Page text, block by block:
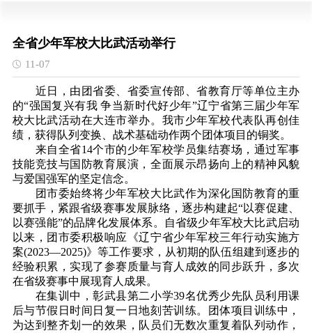
全省少年军校大比武活动举行
11-07
近日，由团省委、省委宣传部、省教育厅等单位主办
的“强国复兴有我 争当新时代好少年”辽宁省第三届少年军
校大比武活动在大连市举办。我市少年军校代表队再创佳
绩，获得队列变换、战术基础动作两个团体项目的铜奖。
来自全省14个市的少年军校学员集结赛场，通过军事
技能竞技与国防教育展演，全面展示昂扬向上的精神风貌
与爱国强军的坚定信念。
团市委始终将少年军校大比武作为深化国防教育的重
要抓手，紧跟省级赛事发展脉络，逐步构建起“以赛促建、
以赛强能”的品牌化发展体系。自省级少年军校大比武启动
以来，团市委积极响应《辽宁省少年军校三年行动实施方
案(2023—2025)》等工作要求，从初期的队伍组建到逐步的
经验积累，实现了参赛质量与育人成效的同步跃升，多次
在省级赛事中展现育人成果。
在集训中，彰武县第二小学39名优秀少先队员利用课
后与节假日时间日复一日地刻苦训练。团体项目训练中，
为达到整齐划一的效果，队员们无数次重复着队列动作，